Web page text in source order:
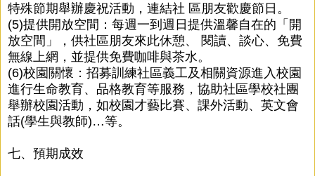
特殊節期舉辦慶祝活動，連結社 區朋友歡慶節日。
(5)提供開放空間：每週一到週日提供溫馨自在的「開
放空間」，供社區朋友來此休憩、 閱讀、談心、免費
無線上網，並提供免費咖啡與茶水。
(6)校園關懷：招募訓練社區義工及相關資源進入校園
進行生命教育、品格教育等服務，協助社區學校社團
舉辦校園活動，如校園才藝比賽、課外活動、英文會
話(學生與教師)…等。
七、預期成效